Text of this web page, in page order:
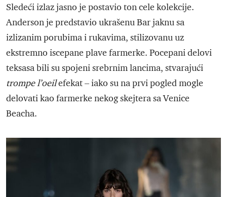
Sledeći izlaz jasno je postavio ton cele kolekcije.
Anderson je predstavio ukrašenu Bar jaknu sa
izlizanim porubima i rukavima, stilizovanu uz
ekstremno iscepane plave farmerke. Pocepani delovi
teksasa bili su spojeni srebrnim lancima, stvarajući
trompe l’oeilefekat – iako su na prvi pogled mogle
delovati kao farmerke nekog skejtera sa Venice
Beacha.